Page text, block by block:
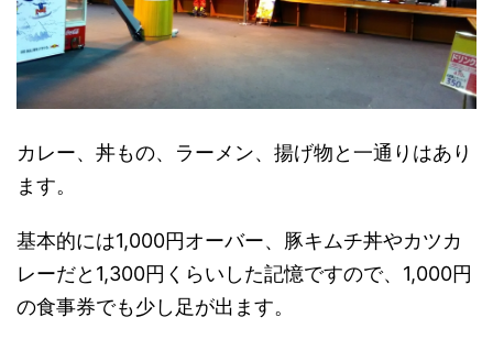
カレー、丼もの、ラーメン、揚げ物と一通りはあり
ます。
基本的には1,000円オーバー、豚キムチ丼やカツカ
レーだと1,300円くらいした記憶ですので、1,000円
の食事券でも少し足が出ます。